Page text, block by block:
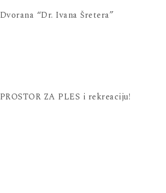
Dvorana “Dr. Ivana Šretera”
PROSTOR ZA PLES i rekreaciju!